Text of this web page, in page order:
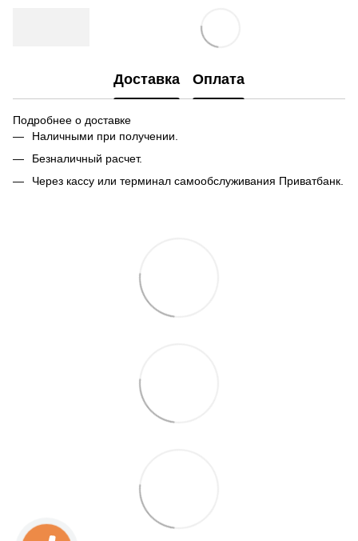
Доставка Оплата
Подробнее о доставке
Наличными при получении.
Безналичный расчет.
Через кассу или терминал самообслуживания Приватбанк.